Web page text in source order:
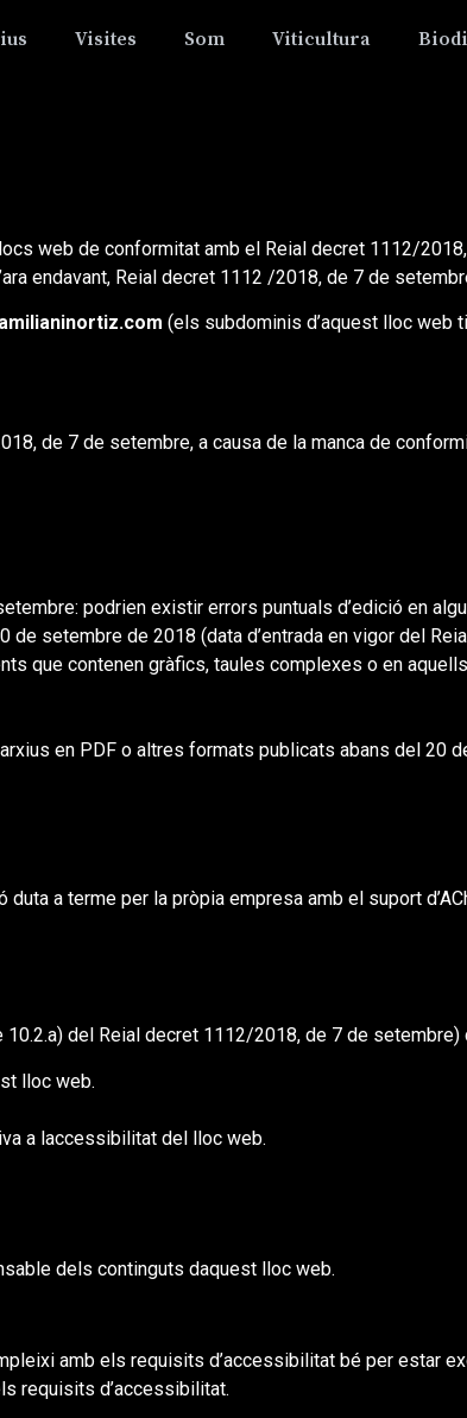
Visites Som Viticultura
web de conformitat amb el Reial decret 1112/
endavant, Reial decret 1112 /2018, de 7 de
(els subdominis d’aquest lloc web
de 7 de setembre, a causa de la manca de
podrien existir errors puntuals d’edició en
setembre de 2018 (data d’entrada en vigor del
que contenen gràfics, taules complexes o en
en PDF o altres formats publicats abans del 20
a terme per la pròpia empresa amb el suport
del Reial decret 1112/2018, de 7 de setembre)
lloc web.
a laccessibilitat del lloc web.
dels continguts daquest lloc web.
amb els requisits d’accessibilitat bé per estar
requisits d’accessibilitat.